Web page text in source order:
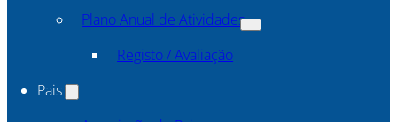
Plano Anual de Atividades
Registo / Avaliação
Pais